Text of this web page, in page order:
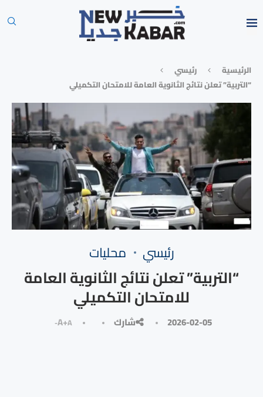
الرئيسية
رئيسي
“التربية” تعلن نتائج الثانوية العامة للامتحان التكميلي
رئيسي محليات
“التربية” تعلن نتائج الثانوية العامة
للامتحان التكميلي
2026-02-05 شارك A+A-